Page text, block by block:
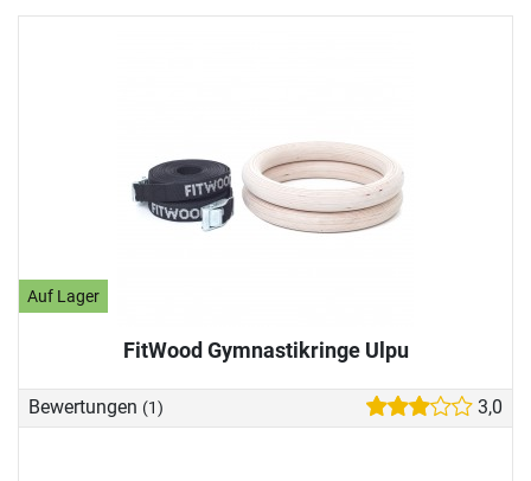
Auf Lager
FitWood Gymnastikringe Ulpu
Bewertungen (1) 3,0